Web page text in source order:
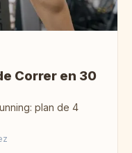
Correr en 30
plan de 4